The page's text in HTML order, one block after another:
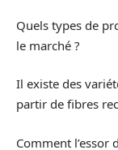
Quels types de
le marché ?
Il existe des
partir de fibres
Comment l’essor